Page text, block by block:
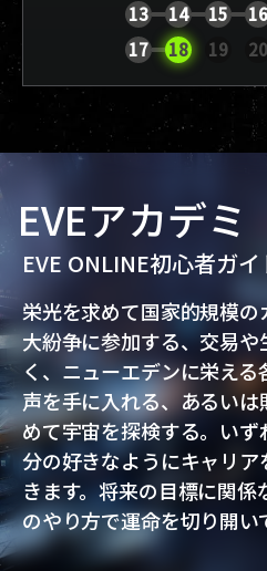
13
14 15
16
17
18 19 20
EVEアカデミ
EVE ONLINE初心者ガ
栄光を求めて国家的規模
大紛争に参加する、交易
く、ニューエデンに栄え
声を手に入れる、あるい
めて宇宙を探検する。いず
分の好きなようにキャリ
きます。将来の目標に関
のやり方で運命を切り開い